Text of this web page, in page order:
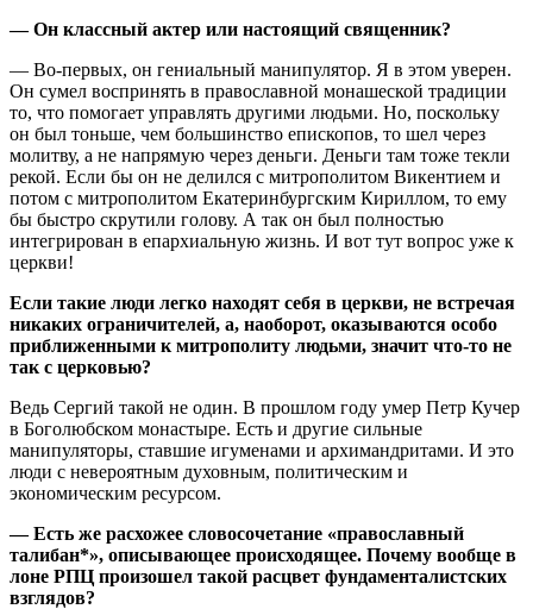
— Он классный актер или настоящий священник?
— Во-первых, он гениальный манипулятор. Я в этом уверен.
Он сумел воспринять в православной монашеской традиции
то, что помогает управлять другими людьми. Но, поскольку
он был тоньше, чем большинство епископов, то шел через
молитву, а не напрямую через деньги. Деньги там тоже текли
рекой. Если бы он не делился с митрополитом Викентием и
потом с митрополитом Екатеринбургским Кириллом, то ему
бы быстро скрутили голову. А так он был полностью
интегрирован в епархиальную жизнь. И вот тут вопрос уже к
церкви!
Если такие люди легко находят себя в церкви, не встречая
никаких ограничителей, а, наоборот, оказываются особо
приближенными к митрополиту людьми, значит что-то не
так с церковью?
Ведь Сергий такой не один. В прошлом году умер Петр Кучер
в Боголюбском монастыре. Есть и другие сильные
манипуляторы, ставшие игуменами и архимандритами. И это
люди с невероятным духовным, политическим и
экономическим ресурсом.
— Есть же расхожее словосочетание «православный
талибан*», описывающее происходящее. Почему вообще в
лоне РПЦ произошел такой расцвет фундаменталистских
взглядов?